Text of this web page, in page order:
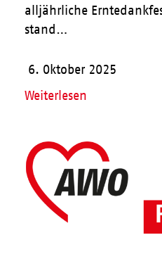
alljährliche
stand…
6. Oktober 2025
Weiterlesen